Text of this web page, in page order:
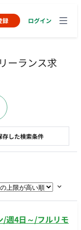
録 ログイン
ーランス求
/週4日～/フルリモ
存した検索条件